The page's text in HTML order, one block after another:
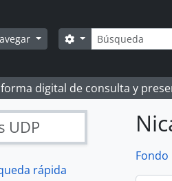
Búsqueda
Search options
digital de consulta y
UDP
rápida
Fondo